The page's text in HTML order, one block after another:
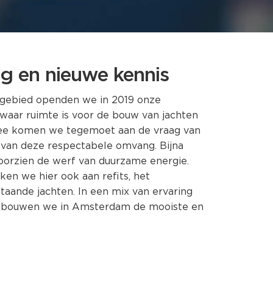
en nieuwe kennis
openden we in 2019 onze
ruimte is voor de bouw van jachten
komen we tegemoet aan de vraag van
deze respectabele omvang. Bijna
de werf van duurzame energie.
we hier ook aan refits, het
jachten. In een mix van ervaring
we in Amsterdam de mooiste en